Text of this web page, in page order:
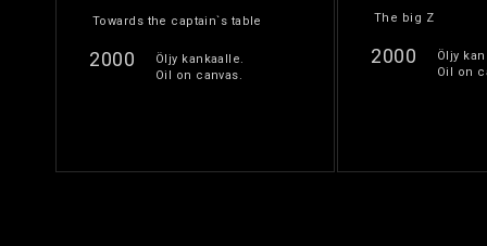
Towards the captain`s table
2000
Öljy kankaalle.
Oil on canvas.
The big Z
2000
Öljy
Oil on